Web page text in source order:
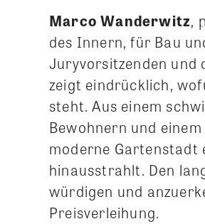
Marco Wanderwitz,
des Innern, für Bau
Juryvorsitzenden und
zeigt eindrücklich,
steht. Aus einem
Bewohnern und
moderne Gartenstadt
hinausstrahlt. Den
würdigen und
Preisverleihung.